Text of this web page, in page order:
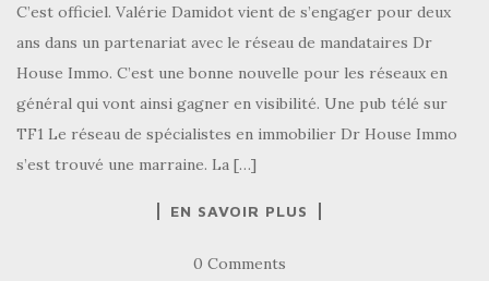
C’est officiel. Valérie Damidot vient de s’engager pour deux
ans dans un partenariat avec le réseau de mandataires Dr
House Immo. C’est une bonne nouvelle pour les réseaux en
général qui vont ainsi gagner en visibilité. Une pub télé sur
TF1 Le réseau de spécialistes en immobilier Dr House Immo
s’est trouvé une marraine. La […]
EN SAVOIR PLUS
0 Comments